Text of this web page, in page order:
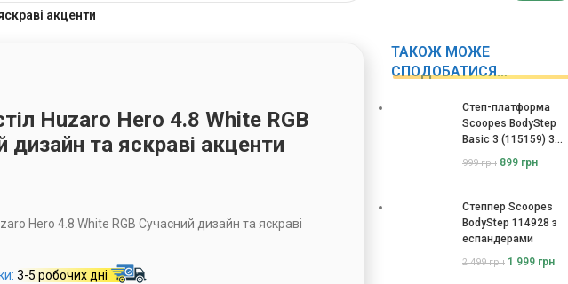
акценти
Huzaro Hero 4.8 White RGB
дизайн та яскраві акценти
Hero 4.8 White RGB Сучасний дизайн та яскраві
3-5 робочих дні
ТАКОЖ МОЖЕ
СПОДОБАТИСЯ…
Степ-платформа
Scoopes BodyStep
Basic 3 (115159) 3
999грн 899 грн
Степпер Scoopes
BodyStep 114928 з
еспандерами
2 499грн 1 999 грн